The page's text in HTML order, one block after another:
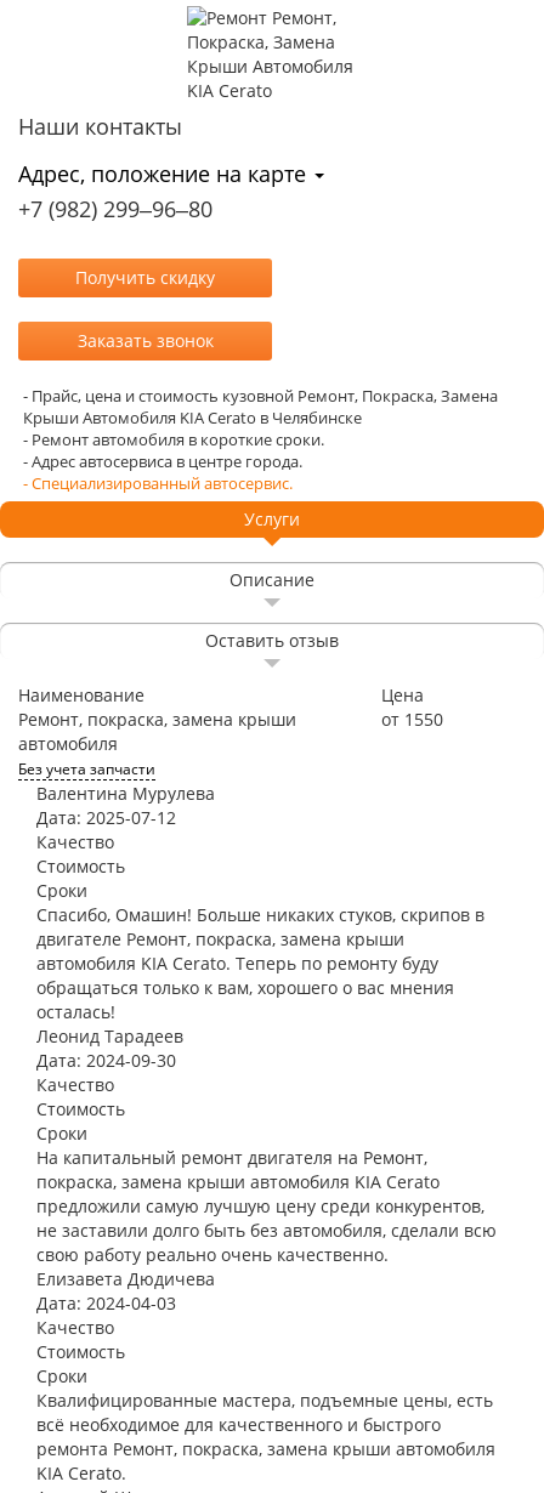
Наши контакты
Адрес, положение на карте
+7 (982) 299‒96‒80
- Прайс, цена и стоимость кузовной Ремонт, Покраска, Замена
Крыши Автомобиля KIA Cerato в Челябинске
- Ремонт автомобиля в короткие сроки.
- Адрес автосервиса в центре города.
- Специализированный автосервис.
Услуги
Описание
Оставить отзыв
Наименование
Цена
Ремонт, покраска, замена крыши
автомобиля
Без учета запчасти
от 1550
Валентина Мурулева
Дата: 2025-07-12
Качество
Стоимость
Сроки
Спасибо, Омашин! Больше никаких стуков, скрипов в
двигателе Ремонт, покраска, замена крыши
автомобиля KIA Cerato. Теперь по ремонту буду
обращаться только к вам, хорошего о вас мнения
осталась!
Леонид Тарадеев
Дата: 2024-09-30
Качество
Стоимость
Сроки
На капитальный ремонт двигателя на Ремонт,
покраска, замена крыши автомобиля KIA Cerato
предложили самую лучшую цену среди конкурентов,
не заставили долго быть без автомобиля, сделали всю
свою работу реально очень качественно.
Елизавета Дюдичева
Дата: 2024-04-03
Качество
Стоимость
Сроки
Квалифицированные мастера, подъемные цены, есть
всё необходимое для качественного и быстрого
ремонта Ремонт, покраска, замена крыши автомобиля
KIA Cerato.